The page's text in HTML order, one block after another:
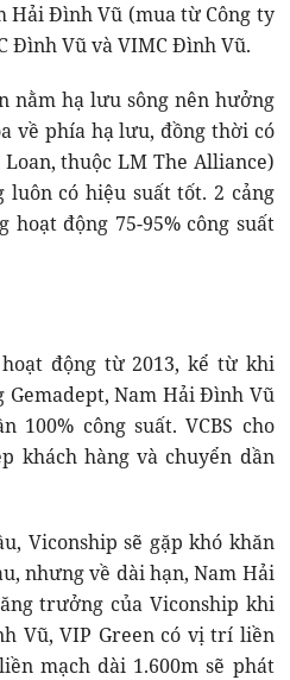
Hải Đình Vũ (mua từ Công ty
Đình Vũ và VIMC Đình Vũ.
nằm hạ lưu sông nên hưởng
về phía hạ lưu, đồng thời có
thuộc LM The Alliance)
luôn có hiệu suất tốt. 2 cảng
hoạt động 75-95% công suất
động từ 2013, kể từ khi
Gemadept, Nam Hải Đình Vũ
100% công suất. VCBS cho
khách hàng và chuyển dần
Viconship sẽ gặp khó khăn
nhưng về dài hạn, Nam Hải
trưởng của Viconship khi
Vũ, VIP Green có vị trí liền
mạch dài 1.600m sẽ phát